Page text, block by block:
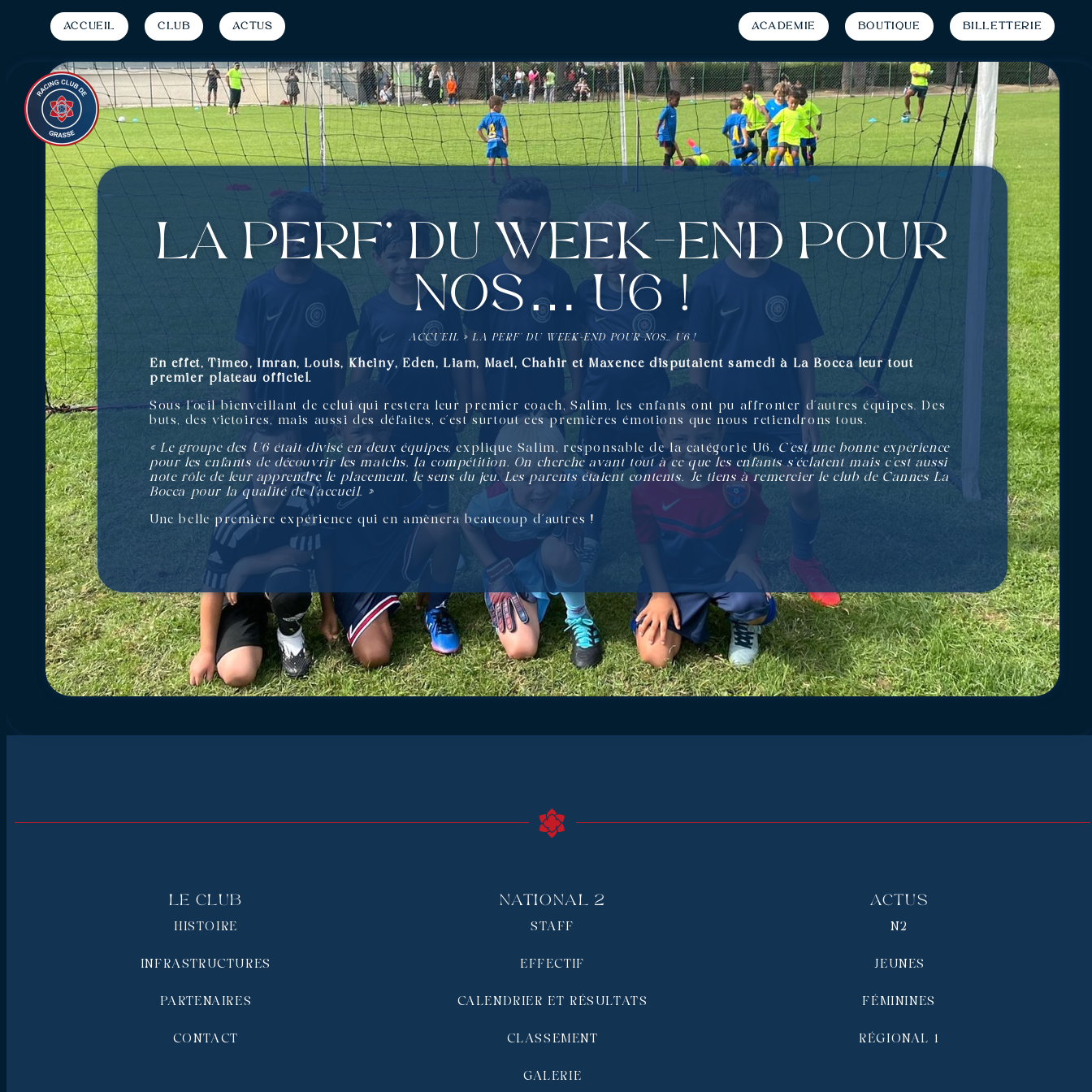
Accueil Club Actus Académie Boutique Billetterie
La perf’ du week-end pour
nos… U6 !
ACCUEIL » LA PERF’ DU WEEK-END POUR NOS… U6 !
En effet, Timeo, Imran, Louis, Kheiny, Eden, Liam, Mael, Chahir et Maxence disputaient samedi à La Bocca leur tout
premier plateau officiel.
Sous l’œil bienveillant de celui qui restera leur premier coach, Salim, les enfants ont pu affronter d’autres équipes. Des
buts, des victoires, mais aussi des défaites, c’est surtout ces premières émotions que nous retiendrons tous.
« Le groupe des U6 était divisé en deux équipes,explique Salim, responsable de la catégorie U6. C’est une bonne expérience
pour les enfants de découvrir les matchs, la compétition. On cherche avant tout à ce que les enfants s’éclatent mais c’est aussi
note rôle de leur apprendre le placement, le sens du jeu. Les parents étaient contents. Je tiens à remercier le club de Cannes La
Bocca pour la qualité de l’accueil. »
Une belle première expérience qui en amènera beaucoup d’autres !
Le Club
HISTOIRE
INFRASTRUCTURES
PARTENAIRES
CONTACT
National 2
STAFF
EFFECTIF
CALENDRIER ET RÉSULTATS
CLASSEMENT
GALERIE
Actus
N2
JEUNES
FÉMININES
RÉGIONAL 1